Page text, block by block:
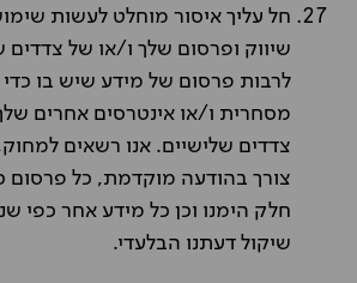
חל עליך איסור מוחלט לעשות
שיווק ופרסום שלך ו/או של צדדים
לרבות פרסום של מידע שיש בו
מסחרית ו/או אינטרסים אחרים
צדדים שלישיים. אנו רשאים
צורך בהודעה מוקדמת, כל פרסום
חלק הימנו וכן כל מידע אחר כפי
שיקול דעתנו הבלעדי.